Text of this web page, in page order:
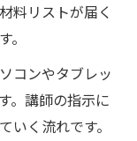
料リストが届く
コンやタブレッ
。講師の指示に
く流れです。